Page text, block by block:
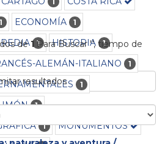
1 ECONOMÍA 1
1 HISTORIA 1
ALEMÁN-ITALIANO 1
1
1
1
MONUMENTOS
de1 Para Buscar '', tiempo de
resultados